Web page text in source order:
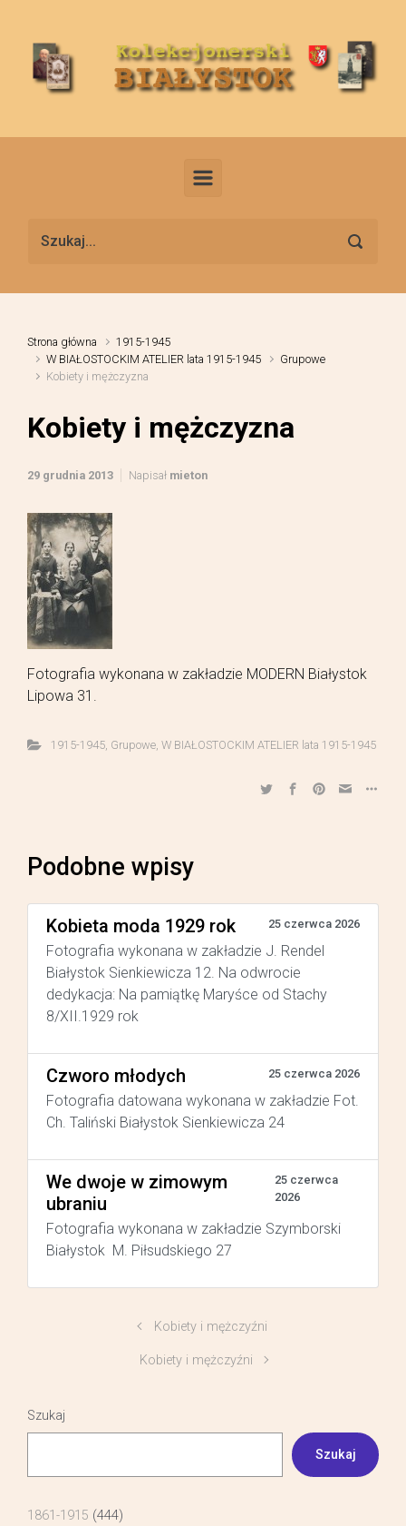
Strona główna
1915-1945
W BIAŁOSTOCKIM ATELIER lata 1915-1945
Grupowe
Kobiety i mężczyzna
Kobiety i mężczyzna
29 grudnia 2013 Napisał mieton
Fotografia wykonana w zakładzie MODERN Białystok
Lipowa 31.
1915-1945, Grupowe, W BIAŁOSTOCKIM ATELIER lata 1915-1945
Podobne wpisy
Kobieta moda 1929 rok 25 czerwca 2026
Fotografia wykonana w zakładzie J. Rendel
Białystok Sienkiewicza 12. Na odwrocie
dedykacja: Na pamiątkę Maryśce od Stachy
8/XII.1929 rok
Czworo młodych 25 czerwca 2026
Fotografia datowana wykonana w zakładzie Fot.
Ch. Taliński Białystok Sienkiewicza 24
We dwoje w zimowym
ubraniu
25 czerwca
2026
Fotografia wykonana w zakładzie Szymborski
Białystok M. Piłsudskiego 27
Kobiety i mężczyźni
Kobiety i mężczyźni
Szukaj
Szukaj
1861-1915 (444)